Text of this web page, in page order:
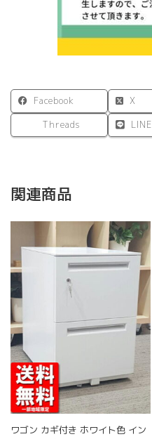
Facebook X
Threads
LINE
関連商品
ワゴン カギ付き ホワイト色 イン